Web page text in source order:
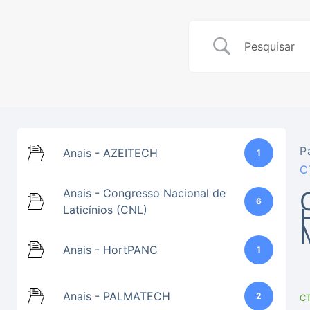
Anais - AZEITECH 1
Anais - Congresso Nacional de
Laticínios (CNL)
6
Anais - HortPANC 1
Anais - PALMATECH 2